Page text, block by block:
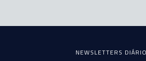
NEWSLETTERS DIÁRIO